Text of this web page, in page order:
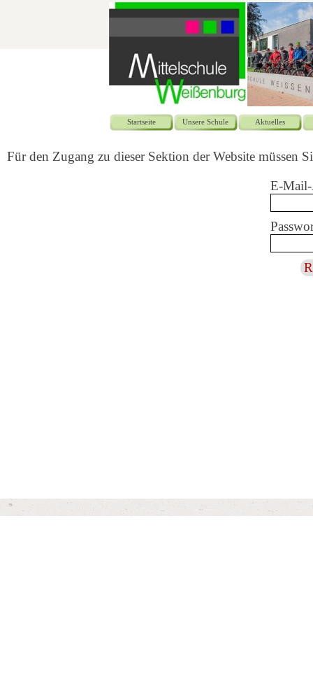
Startseite Unsere Schule Aktuelles
Für den Zugang zu dieser Sektion der Website müssen
E-Mail-